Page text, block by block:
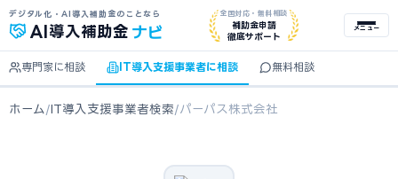
デジタル化・AI導入補助金のことなら
AI 導入補助金 ナビ
全国対応・無料相談
補助金申請
徹底サポート
メニュー
専門家に相談 IT導入支援事業者に相談 無料相談
ホーム /IT導入支援事業者検索/パーパス株式会社